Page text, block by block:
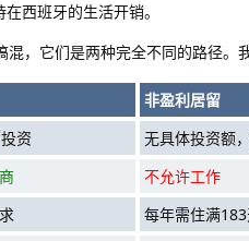
西班牙的生活开销。
，它们是两种完全不同的路径。
非盈利居留
资
无具体投资额
不允许工作
每年需住满